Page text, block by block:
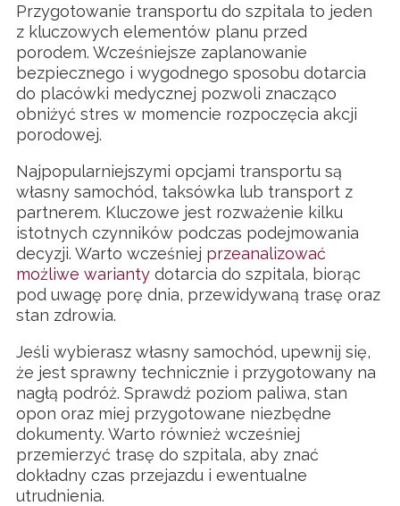
Przygotowanie transportu do szpitala to jeden
z kluczowych elementów planu przed
porodem. Wcześniejsze zaplanowanie
bezpiecznego i wygodnego sposobu dotarcia
do placówki medycznej pozwoli znacząco
obniżyć stres w momencie rozpoczęcia akcji
porodowej.
Najpopularniejszymi opcjami transportu są
własny samochód, taksówka lub transport z
partnerem. Kluczowe jest rozważenie kilku
istotnych czynników podczas podejmowania
decyzji. Warto wcześniej przeanalizować
możliwe warianty dotarcia do szpitala, biorąc
pod uwagę porę dnia, przewidywaną trasę oraz
stan zdrowia.
Jeśli wybierasz własny samochód, upewnij się,
że jest sprawny technicznie i przygotowany na
nagłą podróż. Sprawdź poziom paliwa, stan
opon oraz miej przygotowane niezbędne
dokumenty. Warto również wcześniej
przemierzyć trasę do szpitala, aby znać
dokładny czas przejazdu i ewentualne
utrudnienia.